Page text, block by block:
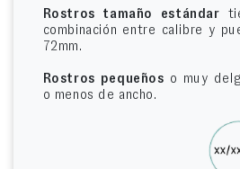
Rostros tamaño estándar
combinación entre calibre y
72mm.
Rostros pequeños o muy
o menos de ancho.